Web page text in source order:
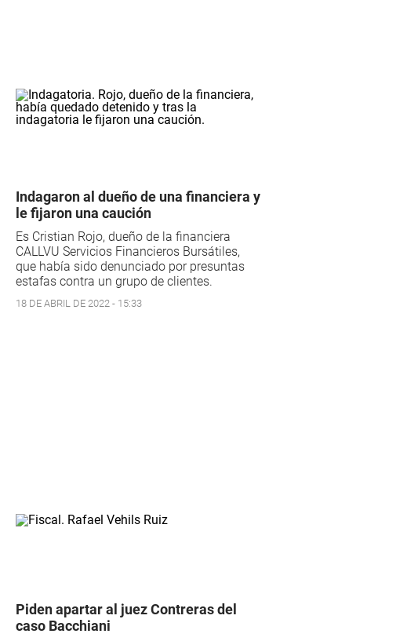
Indagaron al dueño de una financiera y
le fijaron una caución
Es Cristian Rojo, dueño de la financiera
CALLVU Servicios Financieros Bursátiles,
que había sido denunciado por presuntas
estafas contra un grupo de clientes.
18 DE ABRIL DE 2022 - 15:33
Piden apartar al juez Contreras del
caso Bacchiani